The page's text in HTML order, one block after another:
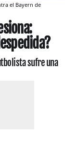
el Bayern de
sufre una